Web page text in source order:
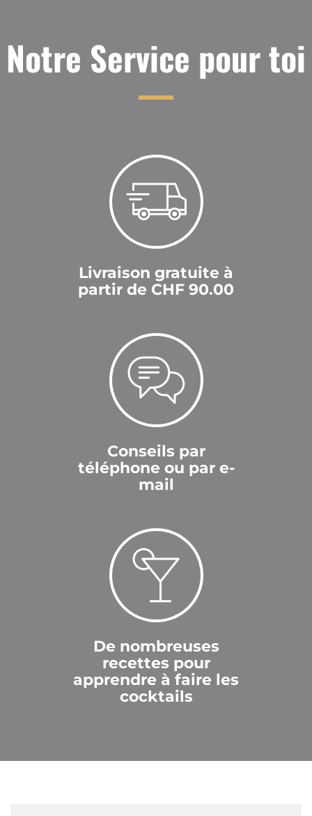
Notre Service pour toi
Livraison gratuite à
partir de CHF 90.00
Conseils par
téléphone ou par e-
mail
De nombreuses
recettes pour
apprendre à faire les
cocktails